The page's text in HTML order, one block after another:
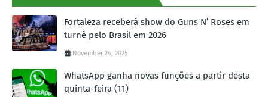
Fortaleza receberá show do Guns N’ Roses em
turnê pelo Brasil em 2026
November 24, 2025
WhatsApp ganha novas funções a partir desta
quinta-feira (11)